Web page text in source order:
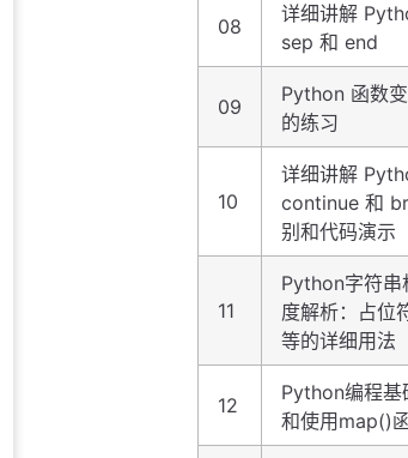
08
详细讲解
sep 和 end
09
Python 函数
的练习
10
详细讲解
continue 和
别和代码演示
11
Python字符串
度解析：占位
等的详细用法
12
Python编程基
和使用map()